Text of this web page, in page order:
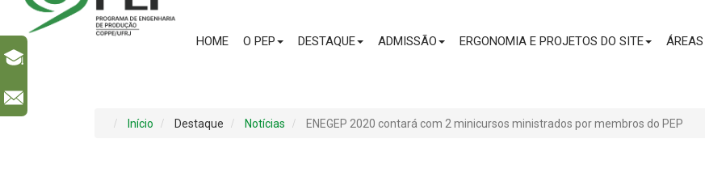
HOME O PEP DESTAQUE ADMISSÃO ERGONOMIA E PROJETOS DO SITE ÁREAS
Início Destaque Notícias ENEGEP 2020 contará com 2 minicursos ministrados por membros do PEP